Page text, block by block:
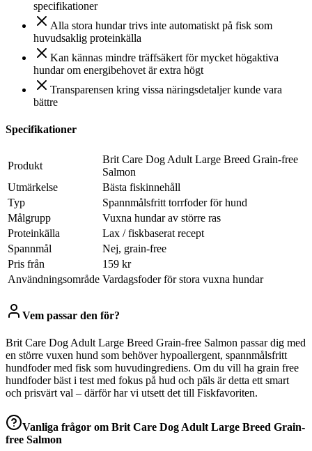
specifikationer
Alla stora hundar trivs inte automatiskt på fisk som
huvudsaklig proteinkälla
Kan kännas mindre träffsäkert för mycket högaktiva
hundar om energibehovet är extra högt
Transparensen kring vissa näringsdetaljer kunde vara
bättre
Specifikationer
Produkt
Brit Care Dog Adult Large Breed Grain-free
Salmon
Utmärkelse
Bästa fiskinnehåll
Typ
Spannmålsfritt torrfoder för hund
Målgrupp
Vuxna hundar av större ras
Proteinkälla
Lax / fiskbaserat recept
Spannmål
Nej, grain-free
Pris från
159 kr
Användningsområde Vardagsfoder för stora vuxna hundar
Vem passar den för?
Brit Care Dog Adult Large Breed Grain-free Salmon passar dig med
en större vuxen hund som behöver hypoallergent, spannmålsfritt
hundfoder med fisk som huvudingrediens. Om du vill ha grain free
hundfoder bäst i test med fokus på hud och päls är detta ett smart
och prisvärt val – därför har vi utsett det till Fiskfavoriten.
Vanliga frågor om Brit Care Dog Adult Large Breed Grain-
free Salmon